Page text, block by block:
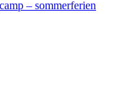
– sommerferien